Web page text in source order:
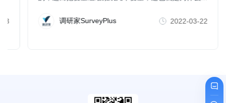
化方法。调研家SurveyPlus 2022-03-22